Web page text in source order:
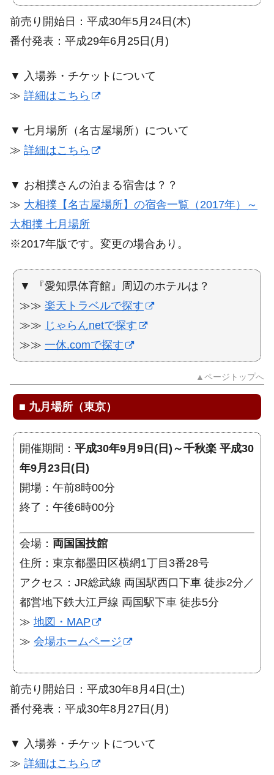
前売り開始日：平成30年5月24日(木)
番付発表：平成29年6月25日(月)
▼ 入場券・チケットについて
≫ 詳細はこちら
▼ 七月場所（名古屋場所）について
≫ 詳細はこちら
▼ お相撲さんの泊まる宿舎は？？
≫ 大相撲【名古屋場所】の宿舎一覧（2017年）～
大相撲 七月場所
※2017年版です。変更の場合あり。
▼ 『愛知県体育館』周辺のホテルは？
≫≫ 楽天トラベルで探す
≫≫ じゃらんnetで探す
≫≫ 一休.comで探す
▲ページトップへ
■ 九月場所（東京）
開催期間： 平成30年9月9日(日)～千秋楽 平成30
年9月23日(日)
開場：午前8時00分
終了：午後6時00分
会場： 両国国技館
住所：東京都墨田区横網1丁目3番28号
アクセス：JR総武線 両国駅西口下車 徒歩2分／
都営地下鉄大江戸線 両国駅下車 徒歩5分
≫ 地図・MAP
≫ 会場ホームページ
前売り開始日：平成30年8月4日(土)
番付発表：平成30年8月27日(月)
▼ 入場券・チケットについて
≫ 詳細はこちら